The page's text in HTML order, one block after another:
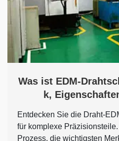
Was ist EDM-
k,
Entdecken Sie die Draht-
für komplexe
Prozess, die wichtigsten